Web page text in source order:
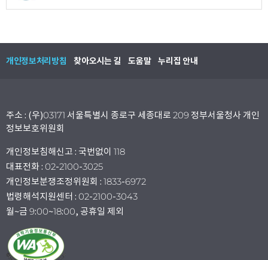
개인정보처리방침 찾아오시는 길 도움말 누리집 안내
주소 : (우)03171 서울특별시 종로구 세종대로 209 정부서울청사 개인
정보보호위원회
개인정보침해신고 : 국번없이 118
대표전화 : 02-2100-3025
개인정보분쟁조정위원회 : 1833-6972
법령해석지원센터 : 02-2100-3043
월~금 9:00~18:00, 공휴일 제외